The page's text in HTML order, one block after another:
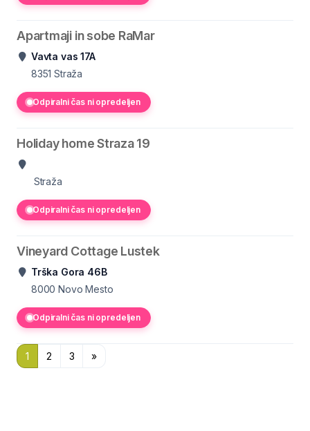
Apartmaji in sobe RaMar
Vavta vas 17A
8351 Straža
Odpiralni čas ni opredeljen
Holiday home Straza 19
Straža
Odpiralni čas ni opredeljen
Vineyard Cottage Lustek
Trška Gora 46B
8000 Novo Mesto
Odpiralni čas ni opredeljen
1 2 3 »